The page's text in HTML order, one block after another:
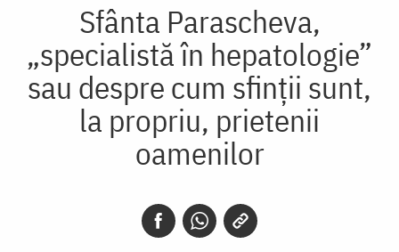
Sfânta Parascheva,
„specialistă în hepatologie”
sau despre cum sfinții sunt,
la propriu, prietenii
oamenilor